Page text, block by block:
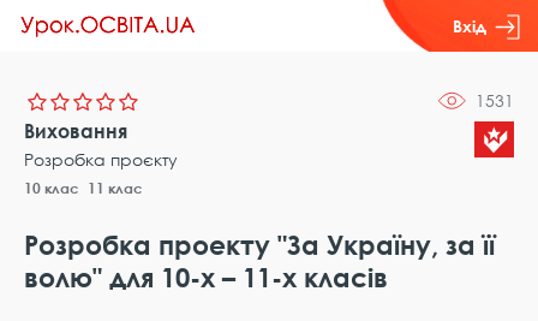
Вхід
1531
Виховання
Розробка проєкту
10 клас 11 клас
Розробка проекту "За Україну, за її
волю" для 10-х – 11-х класів